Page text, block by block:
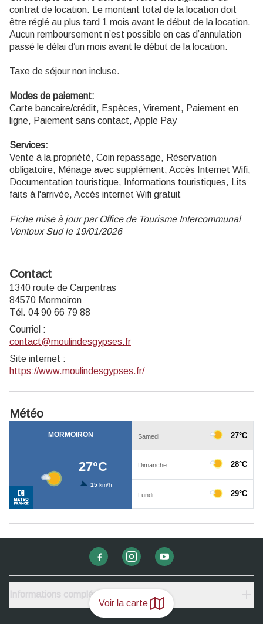
Voir la carte
contrat de location. Le montant total de la location doit
être réglé au plus tard 1 mois avant le début de la location.
Aucun remboursement n’est possible en cas d’annulation
passé le délai d’un mois avant le début de la location.
Taxe de séjour non incluse.
Modes de paiement:
Carte bancaire/crédit, Espèces, Virement, Paiement en
ligne, Paiement sans contact, Apple Pay
Services:
Vente à la propriété, Coin repassage, Réservation
obligatoire, Ménage avec supplément, Accès Internet Wifi,
Documentation touristique, Informations touristiques, Lits
faits à l'arrivée, Accès internet Wifi gratuit
Fiche mise à jour par Office de Tourisme Intercommunal
Ventoux Sud le 19/01/2026
Contact
1340 route de Carpentras
84570 Mormoiron
Tél. 04 90 66 79 88
Courriel :
contact@moulindesgypses.fr
Site internet :
https://www.moulindesgypses.fr/
Météo
Informations complémentaires